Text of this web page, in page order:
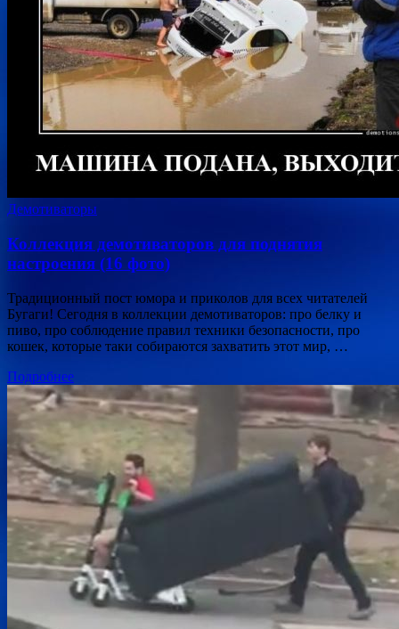
Демотиваторы
Коллекция демотиваторов для поднятия
настроения (16 фото)
Традиционный пост юмора и приколов для всех читателей
Бугаги! Сегодня в коллекции демотиваторов: про белку и
пиво, про соблюдение правил техники безопасности, про
кошек, которые таки собираются захватить этот мир, …
Подробнее